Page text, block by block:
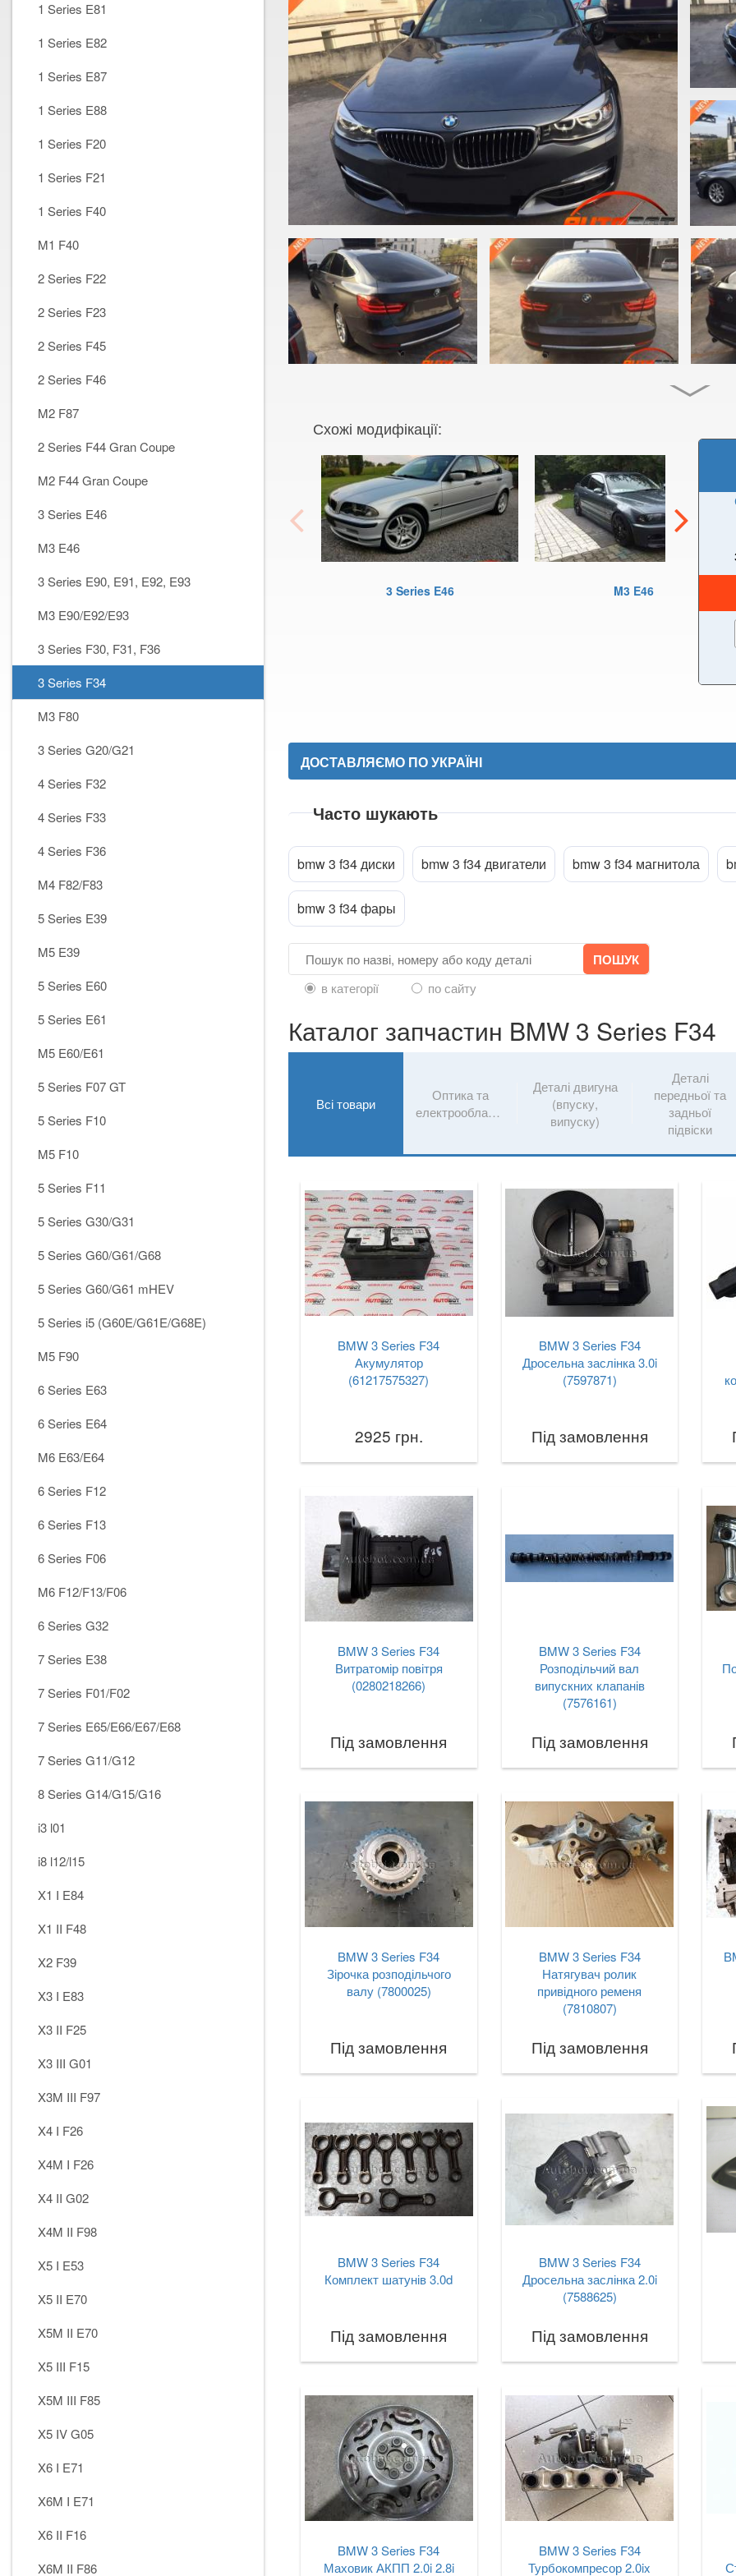
1 Series E81
1 Series E82
1 Series E87
1 Series E88
1 Series F20
1 Series F21
1 Series F40
M1 F40
2 Series F22
2 Series F23
2 Series F45
2 Series F46
M2 F87
2 Series F44 Gran Coupe
M2 F44 Gran Coupe
3 Series E46
M3 E46
3 Series E90, E91, E92, E93
M3 E90/E92/E93
3 Series F30, F31, F36
3 Series F34
M3 F80
3 Series G20/G21
4 Series F32
4 Series F33
4 Series F36
M4 F82/F83
5 Series E39
M5 E39
5 Series E60
5 Series E61
M5 E60/E61
5 Series F07 GT
5 Series F10
M5 F10
5 Series F11
5 Series G30/G31
5 Series G60/G61/G68
5 Series G60/G61 mHEV
5 Series i5 (G60E/G61E/G68E)
M5 F90
6 Series E63
6 Series E64
M6 E63/E64
6 Series F12
6 Series F13
6 Series F06
M6 F12/F13/F06
6 Series G32
7 Series E38
7 Series F01/F02
7 Series E65/E66/E67/E68
7 Series G11/G12
8 Series G14/G15/G16
i3 l01
i8 l12/l15
X1 I E84
X1 II F48
X2 F39
X3 I E83
X3 II F25
X3 III G01
X3M III F97
X4 I F26
X4M I F26
X4 II G02
X4M II F98
X5 I E53
X5 II E70
X5M II E70
X5 III F15
X5M III F85
X5 IV G05
X6 I E71
X6M I E71
X6 II F16
X6M II F86
Схожі модифікації:
3 Series E46 M3 E46
ДОСТАВЛЯЄМО ПО УКРАЇНІ
Часто шукають
bmw 3 f34 диски bmw 3 f34 двигатели bmw 3 f34 магнитола
bmw 3 f34 фары
в категорії по сайту
Каталог запчастин BMW 3 Series F34
Всі товари
Оптика та
електрообладнання
Деталі двигуна
(впуску,
випуску)
Деталі
передньої та
задньої
підвіски
BMW 3 Series F34
Акумулятор
(61217575327)
2925 грн.
BMW 3 Series F34
Дросельна заслінка 3.0i
(7597871)
Під замовлення
BMW 3 Series F34
Витратомір повітря
(0280218266)
Під замовлення
BMW 3 Series F34
Розподільчий вал
випускних клапанів
(7576161)
Під замовлення
BMW 3 Series F34
Зірочка розподільчого
валу (7800025)
Під замовлення
BMW 3 Series F34
Натягувач ролик
привідного ременя
(7810807)
Під замовлення
BMW 3 Series F34
Комплект шатунів 3.0d
Під замовлення
BMW 3 Series F34
Дросельна заслінка 2.0i
(7588625)
Під замовлення
BMW 3 Series F34
Маховик АКПП 2.0i 2.8i
BMW 3 Series F34
Турбокомпресор 2.0ix